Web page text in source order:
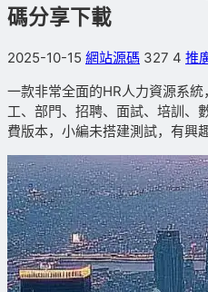
碼分享下載
2025-10-15 網站源碼 327 4 推
一款非常全面的HR人力資源系
工、部門、招聘、面試、培訓、
費版本，小編未搭建測試，有興